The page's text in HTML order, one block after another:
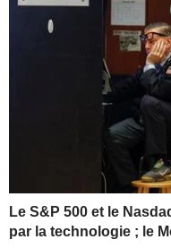
Le S&P 500 et le
par la technologie ; le